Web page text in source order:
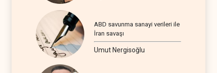
ABD savunma sanayi verileri ile
İran savaşı
Umut Nergisoğlu